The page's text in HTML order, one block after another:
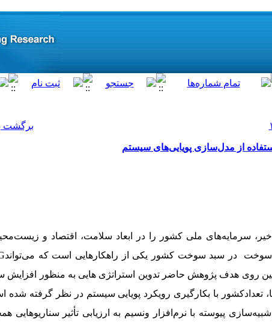
برگشت
، سرمایه‌های ملی کشور را در ابعاد سلامت، اقتصاد و
سوخت
در سبد سوخت کشور یکی از راهکارهایی است که می‌تواند
روی هدف پژوهش حاضر تدوین استراتژی هایی به منظور افزایش
کشور با بکارگیری رویکرد پویایی سیستم در نظر گرفته شدهتعداد
پیوسته با نرم‌افزار ونسیم به ارزیابی تأثیر سناریوهایی